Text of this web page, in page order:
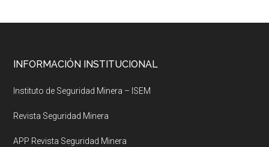
Footer
INFORMACIÓN INSTITUCIONAL
Instituto de Seguridad Minera – ISEM
Revista Seguridad Minera
APP Revista Seguridad Minera